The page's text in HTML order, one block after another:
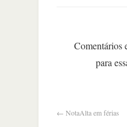
Comentários
para
← NotaAlta em férias